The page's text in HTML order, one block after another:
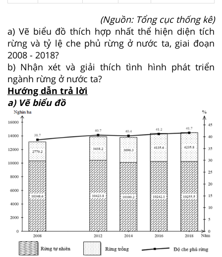
(Nguồn: Tổng cục thống kê)
a) Vẽ biểu đồ thích hợp nhất thể hiện diện tích
rừng và tỷ lệ che phủ rừng ở nước ta, giai đoạn
2008 - 2018?
b) Nhận xét và giải thích tình hình phát triển
ngành rừng ở nước ta?
Hướng dẫn trả lời
a) Vẽ biểu đồ